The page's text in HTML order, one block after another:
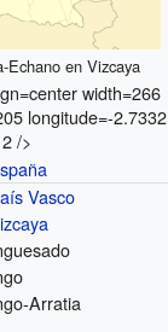
Echano en Vizcaya
width=266
longitude=-2.7332
/>
Vasco
Arratia